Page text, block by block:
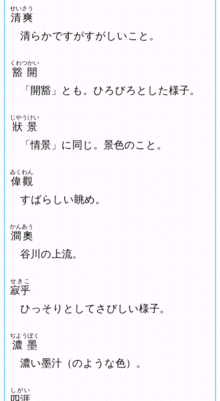
清爽
せいさう
清らかですがすがしいこと。
豁開
くわつかい
「開豁」とも。ひろびろとした様子。
狀景
じやうけい
「情景」に同じ。景色のこと。
偉觀
ゐくわん
すばらしい眺め。
澗奧
かんあう
谷川の上流。
寂乎
せきこ
ひっそりとしてさびしい様子。
濃墨
ぢようぼく
濃い墨汁（のような色）。
しがい